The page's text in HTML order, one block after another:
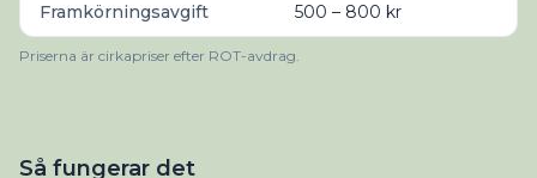
Framkörningsavgift 500 – 800 kr
Priserna är cirkapriser efter ROT-avdrag.
Så fungerar det